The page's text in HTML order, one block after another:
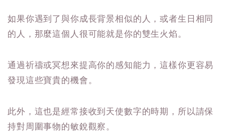
如果你遇到了與你成長背景相似的人，或者生日相同
的人，那麼這個人很可能就是你的雙生火焰。
通過祈禱或冥想來提高你的感知能力，這樣你更容易
發現這些寶貴的機會。
此外，這也是經常接收到天使數字的時期，所以請保
持對周圍事物的敏銳觀察。